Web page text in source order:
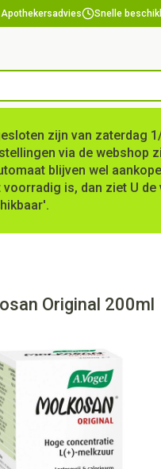
Apothekersadvies Snelle
zijn van zaterdag
via de webshop
blijven wel
is, dan ziet U de
Original 200ml